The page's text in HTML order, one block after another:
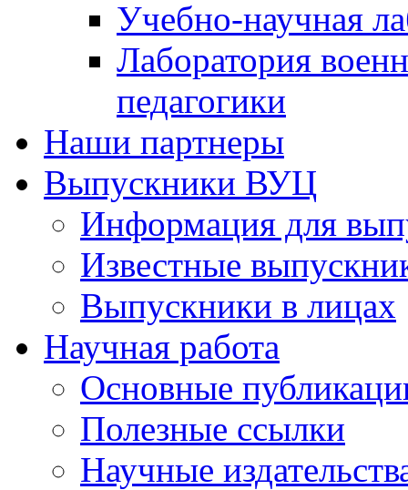
Учебно-научная
Лаборатория
педагогики
Наши партнеры
Выпускники ВУЦ
Информация для
Известные
Выпускники в лицах
Научная работа
Основные
Полезные ссылки
Научные